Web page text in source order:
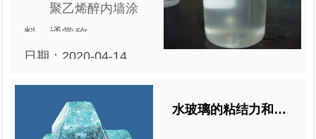
解，析出硅酸，相对
密度随模数的降低而
聚乙烯醉内墙涂
料，通常称
为，“l06”内墙涂料。
它几有无毒无味、色
泽鲜艳、附着力强、
遮盖力好、生产工艺
日期：2020-04-14
水玻璃的粘结力和强度比较高